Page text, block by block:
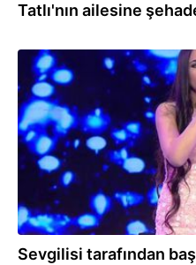
Tatlı'nın ailesine
28.07.2023
Sevgilisi tarafından